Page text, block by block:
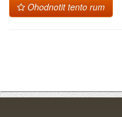
Ohodnotit tento rum